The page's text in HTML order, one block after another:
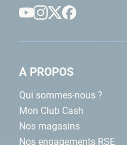
A PROPOS
Qui sommes-nous ?
Mon Club Cash
Nos magasins
Nos engagements RSE